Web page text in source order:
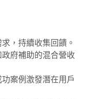
，持續收集回饋。
府補助的混合營收
案例激發潛在用戶